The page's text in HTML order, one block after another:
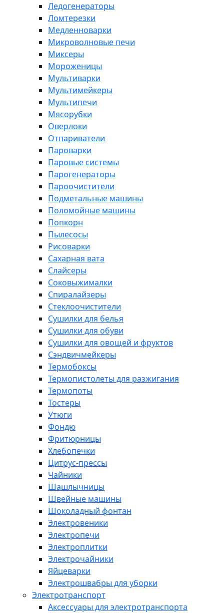
Ледогенераторы
Ломтерезки
Медленноварки
Микроволновые печи
Миксеры
Мороженицы
Мультиварки
Мультимейкеры
Мультипечи
Мясорубки
Оверлоки
Отпариватели
Пароварки
Паровые системы
Парогенераторы
Пароочистители
Подметальные машины
Поломойные машины
Попкорн
Пылесосы
Рисоварки
Сахарная вата
Слайсеры
Соковыжималки
Спиралайзеры
Стеклоочистители
Сушилки для белья
Сушилки для обуви
Сушилки для овощей и фруктов
Сэндвичмейкеры
Термобоксы
Термопистолеты для разжигания
Термопоты
Тостеры
Утюги
Фондю
Фритюрницы
Хлебопечки
Цитрус-прессы
Чайники
Шашлычницы
Швейные машины
Шоколадный фонтан
Электровеники
Электропечи
Электроплитки
Электрочайники
Яйцеварки
Электрошвабры для уборки
Электротранспорт
Аксессуары для электротранспорта